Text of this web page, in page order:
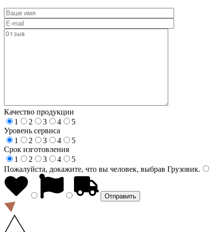
Качество продукции
1
2 3 4
5
Уровень сервиса
1
2 3 4
5
Срок изготовления
1
2 3 4
5
Пожалуйста, докажите, что вы человек, выбрав Грузовик.